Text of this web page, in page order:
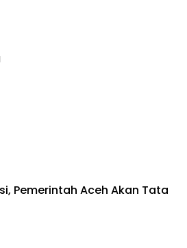
Pemerintah Aceh Akan Tata